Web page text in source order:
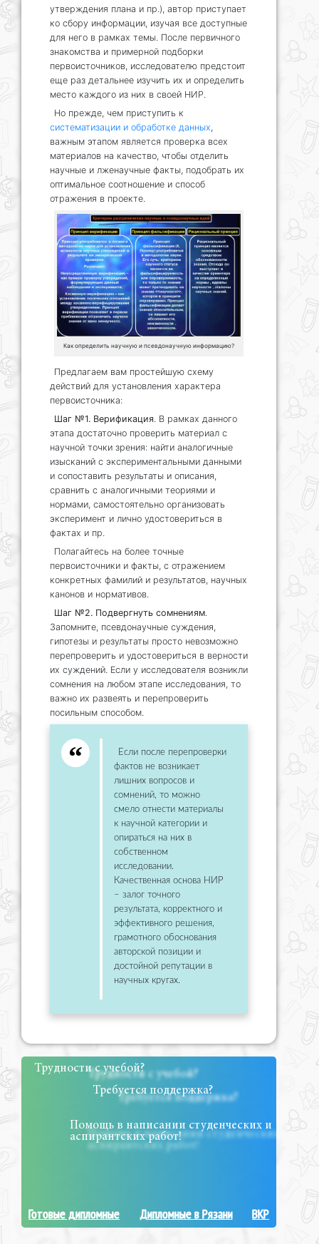
утверждения плана и пр.), автор приступает
ко сбору информации, изучая все доступные
для него в рамках темы. После первичного
знакомства и примерной подборки
первоисточников, исследователю предстоит
еще раз детальнее изучить их и определить
место каждого из них в своей НИР.
Но прежде, чем приступить к
систематизации и обработке данных,
важным этапом является проверка всех
материалов на качество, чтобы отделить
научные и лженаучные факты, подобрать их
оптимальное соотношение и способ
отражения в проекте.
Как определить научную и псевдонаучную информацию?
Предлагаем вам простейшую схему
действий для установления характера
первоисточника:
Шаг №1. Верификация . В рамках данного
этапа достаточно проверить материал с
научной точки зрения: найти аналогичные
изысканий с экспериментальными данными
и сопоставить результаты и описания,
сравнить с аналогичными теориями и
нормами, самостоятельно организовать
эксперимент и лично удостовериться в
фактах и пр.
Полагайтесь на более точные
первоисточники и факты, с отражением
конкретных фамилий и результатов, научных
канонов и нормативов.
Шаг №2. Подвергнуть сомнениям
Запомните, псевдонаучные суждения,
гипотезы и результаты просто невозможно
перепроверить и удостовериться в верности
их суждений. Если у исследователя возникли
сомнения на любом этапе исследования, то
важно их развеять и перепроверить
посильным способом.
Если после перепроверки
фактов не возникает
лишних вопросов и
сомнений, то можно
смело отнести материалы
к научной категории и
опираться на них в
собственном
исследовании.
Качественная основа НИР
– залог точного
результата, корректного и
эффективного решения,
грамотного обоснования
авторской позиции и
достойной репутации в
научных кругах.
Трудности с учебой?
Требуется поддержка?
Помощь в написании студенческих и
аспирантских работ!
Готовые дипломные Дипломные в Рязани ВКР